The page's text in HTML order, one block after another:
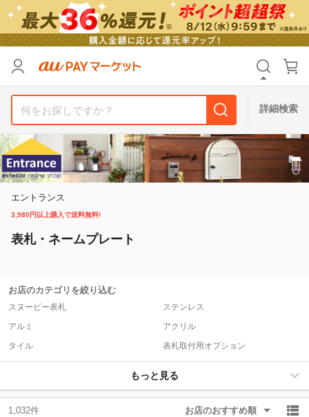
詳細検索
エントランス
3,980円以上購入で送料無料!
表札・ネームプレート
お店のカテゴリを絞り込む
スヌーピー表札
ステンレス
アルミ
アクリル
タイル
表札取付用オプション
もっと見る
1,032件 お店のおすすめ順
支払い方法
その他の条件
送料無料
Pontaパス特典対象すべて
除外ワード
リセット
支払い方法
その他の条件
送料無料
Pontaパス特典対象すべて
除外ワード